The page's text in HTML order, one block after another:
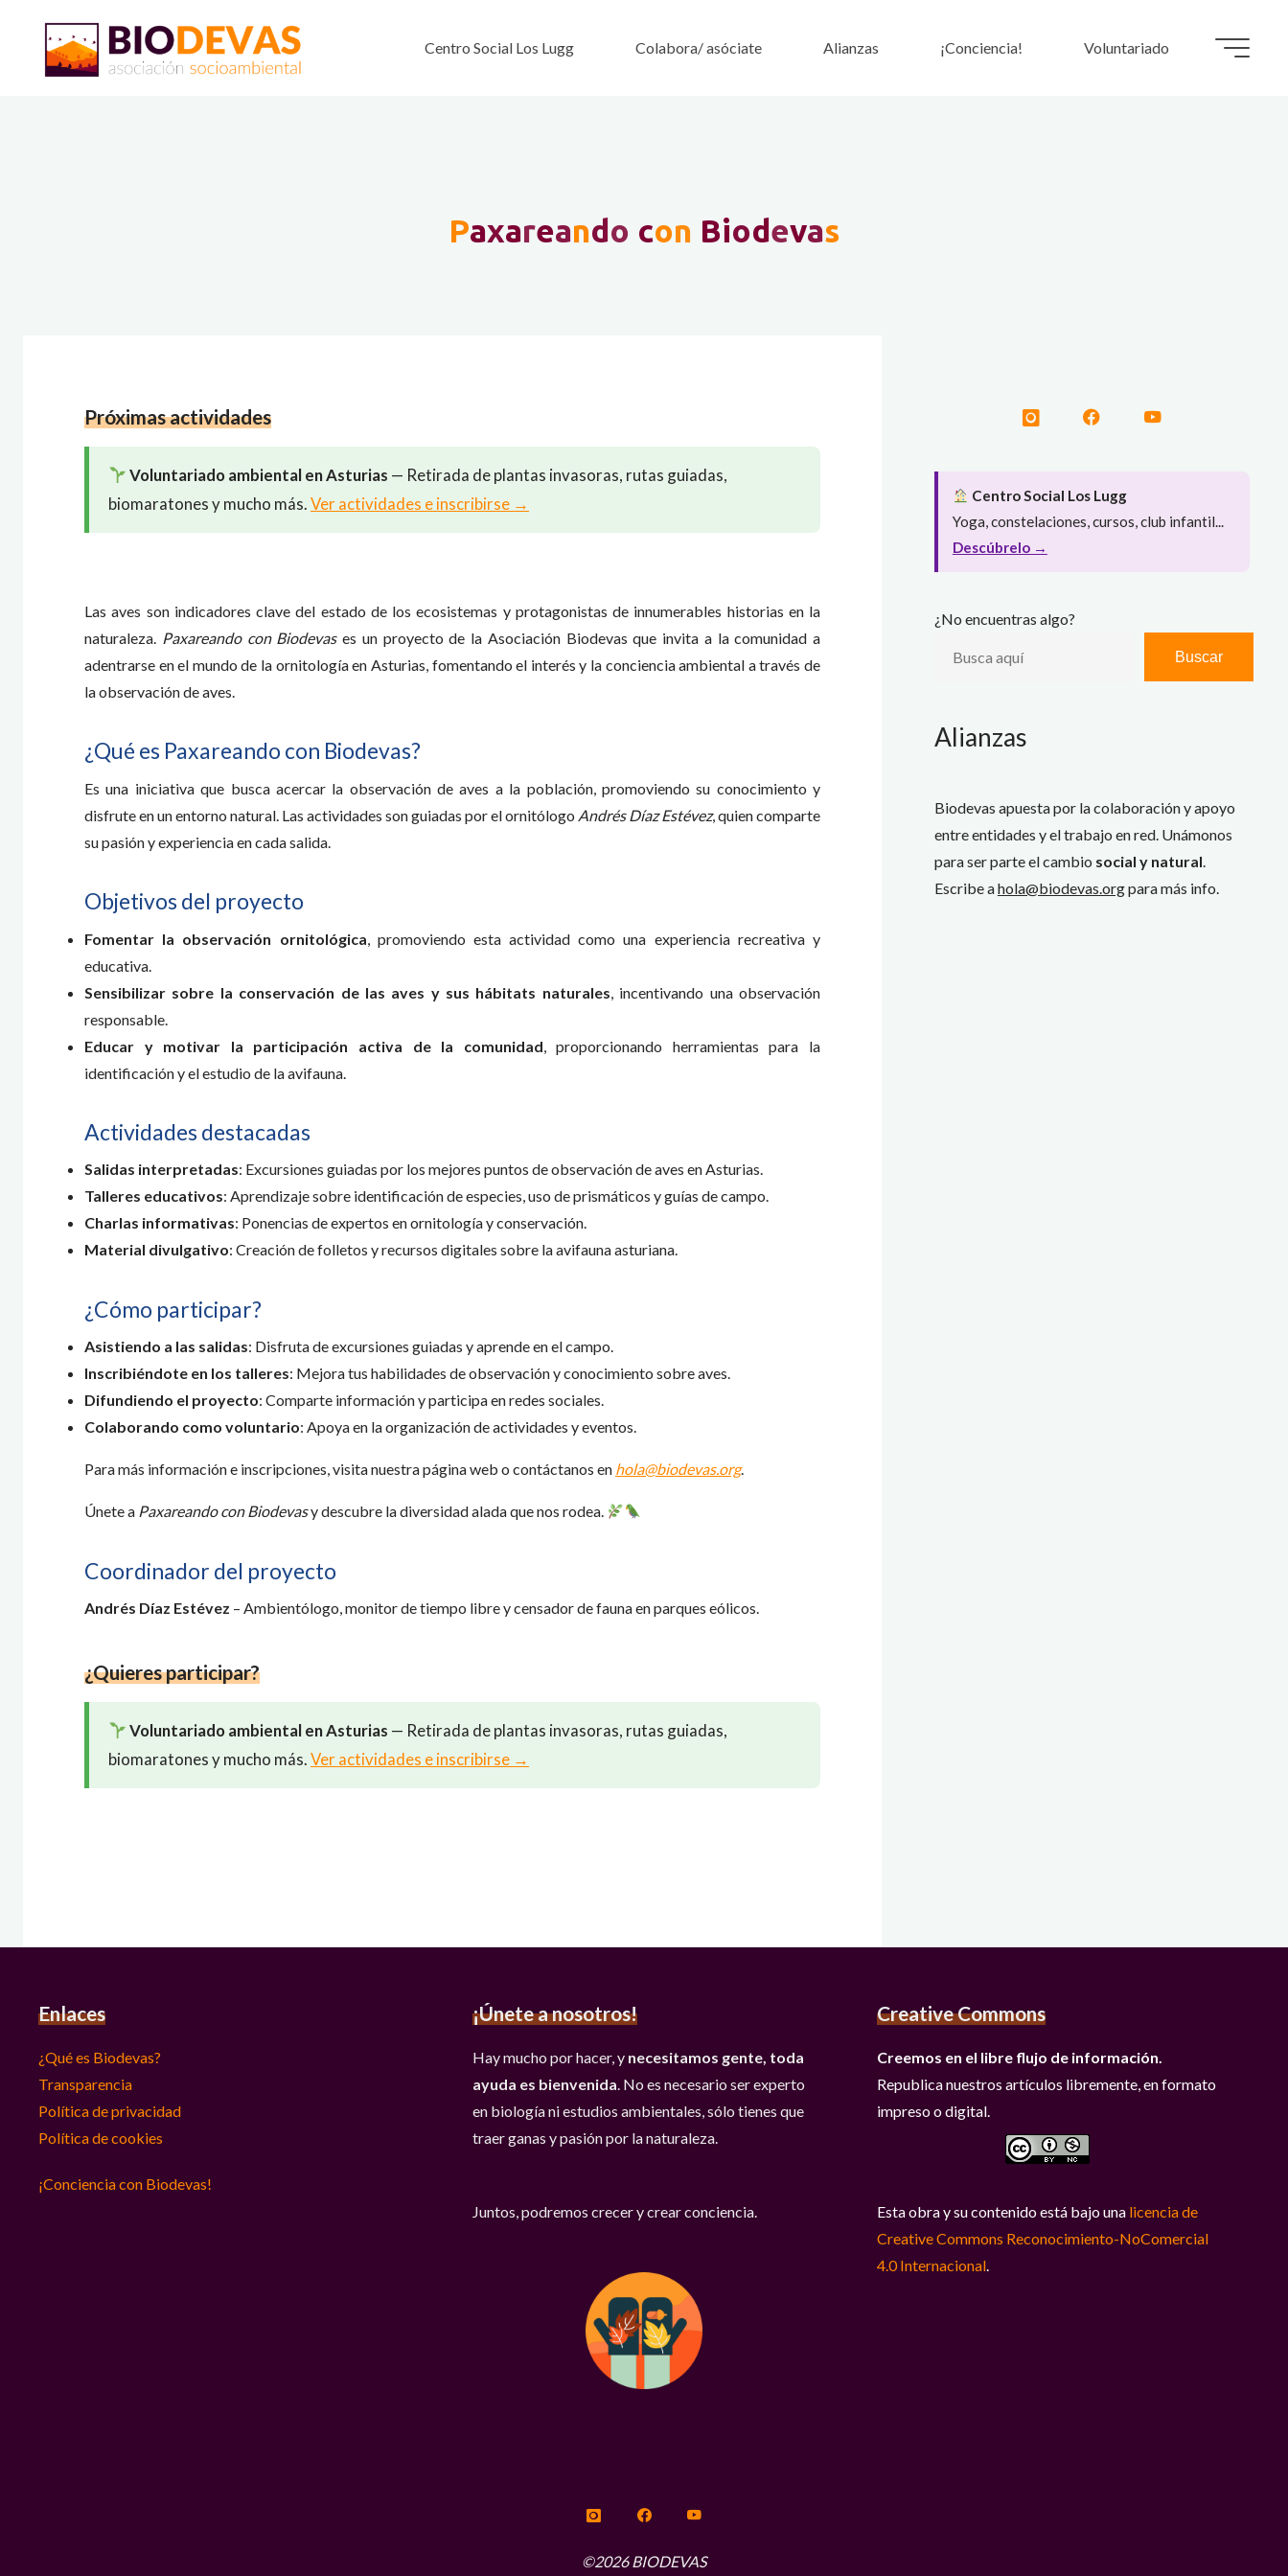
contenido
Centro Social Los Lugg Colabora/ asóciate Alianzas ¡Conciencia! Voluntariado
Paxareando con Biodevas
Próximas actividades
Voluntariado ambiental en Asturias — Retirada de plantas invasoras, rutas guiadas,
biomaratones y mucho más.Ver actividades e inscribirse →
Las aves son indicadores clave del estado de los ecosistemas y protagonistas de innumerables historias en la
naturaleza. Paxareando con Biodevases un proyecto de la Asociación Biodevas que invita a la comunidad a
adentrarse en el mundo de la ornitología en Asturias, fomentando el interés y la conciencia ambiental a través de
la observación de aves.
¿Qué es Paxareando con Biodevas?
Es una iniciativa que busca acercar la observación de aves a la población, promoviendo su conocimiento y
disfrute en un entorno natural. Las actividades son guiadas por el ornitólogo Andrés Díaz Estévez, quien comparte
su pasión y experiencia en cada salida.
Objetivos del proyecto
Fomentar la observación ornitológica , promoviendo esta actividad como una experiencia recreativa y
educativa.
Sensibilizar sobre la conservación de las aves y sus hábitats naturales , incentivando una observación
responsable.
Educar y motivar la participación activa de la comunidad , proporcionando herramientas para la
identificación y el estudio de la avifauna.
Actividades destacadas
Salidas interpretadas: Excursiones guiadas por los mejores puntos de observación de aves en Asturias.
Talleres educativos: Aprendizaje sobre identificación de especies, uso de prismáticos y guías de campo.
Charlas informativas: Ponencias de expertos en ornitología y conservación.
Material divulgativo: Creación de folletos y recursos digitales sobre la avifauna asturiana.
¿Cómo participar?
Asistiendo a las salidas: Disfruta de excursiones guiadas y aprende en el campo.
Inscribiéndote en los talleres: Mejora tus habilidades de observación y conocimiento sobre aves.
Difundiendo el proyecto: Comparte información y participa en redes sociales.
Colaborando como voluntario: Apoya en la organización de actividades y eventos.
Para más información e inscripciones, visita nuestra página web o contáctanos en hola@biodevas.org.
Únete a Paxareando con Biodevasy descubre la diversidad alada que nos rodea.
Coordinador del proyecto
Andrés Díaz Estévez – Ambientólogo, monitor de tiempo libre y censador de fauna en parques eólicos.
¿Quieres participar?
Voluntariado ambiental en Asturias — Retirada de plantas invasoras, rutas guiadas,
biomaratones y mucho más.Ver actividades e inscribirse →
Centro Social Los Lugg
Yoga, constelaciones, cursos, club infantil...
Descúbrelo →
¿No encuentras algo?
Buscar
Alianzas
Biodevas apuesta por la colaboración y apoyo
entre entidades y el trabajo en red. Unámonos
para ser parte el cambio social y natural
Escribe ahola@biodevas.orgpara más info.
Enlaces
¿Qué es Biodevas?
Transparencia
Política de privacidad
Política de cookies
¡Conciencia con Biodevas!
¡Únete a nosotros!
Hay mucho por hacer, y necesitamos gente, toda
ayuda es bienvenida . No es necesario ser experto
en biología ni estudios ambientales, sólo tienes que
traer ganas y pasión por la naturaleza.
Juntos, podremos crecer y crear conciencia.
Creative Commons
Creemos en el libre flujo de información.
Republica nuestros artículos libremente, en formato
impreso o digital.
Esta obra y su contenido está bajo una licencia de
Creative Commons Reconocimiento-NoComercial
4.0 Internacional.
©2026 BIODEVAS